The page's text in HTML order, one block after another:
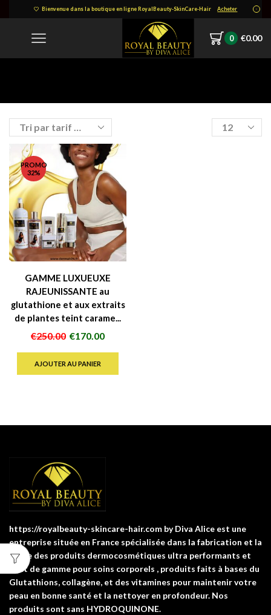
Bienvenue dans la boutique en ligne RoyalBeauty-SkinCare-Hair Acheter
0 €0.00
Products
PROMO
32%
GAMME LUXUEUXE
RAJEUNISSANTE au
glutathione et aux extraits
de plantes teint carame...
€250.00 Le
prix
initial
€170.00Le
prix
AJOUTER AU PANIER
https://royalbeauty-skincare-hair.com by Diva Alice est une
entreprise située en France spécialisée dans la fabrication et la
vente des produits dermocosmétiques ultra performants et
haut de gamme pour soins corporels , produits faits à bases du
Glutathions, collagène, et des vitamines pour maintenir votre
peau en bonne santé et la nettoyer en profondeur. Nos
produits sont sans HYDROQUINONE.